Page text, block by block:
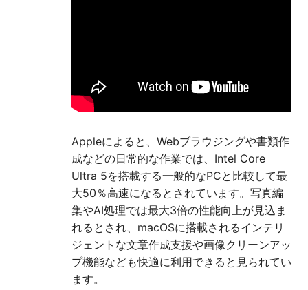
Appleによると、Webブラウジングや書類作
成などの日常的な作業では、Intel Core
Ultra 5を搭載する一般的なPCと比較して最
大50％高速になるとされています。写真編
集やAI処理では最大3倍の性能向上が見込ま
れるとされ、macOSに搭載されるインテリ
ジェントな文章作成支援や画像クリーンアッ
プ機能なども快適に利用できると見られてい
ます。